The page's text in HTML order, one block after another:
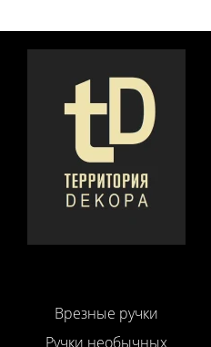
Врезные ручки
Ручки необычных